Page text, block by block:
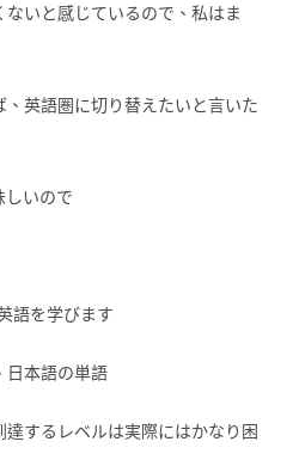
いと感じているので、私はま
英語圏に切り替えたいと言いた
しいので
語を学びます
日本語の単語
するレベルは実際にはかなり困